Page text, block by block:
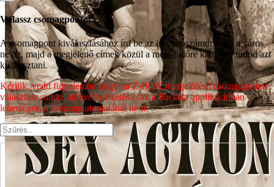
Válassz csomagpontot
A csomagpont kiválasztásához írd be az irányítószámot vagy a város
nevét, majd a megjelenő címek közül a megfelelőre kattintva tudod azt
kiválasztani.
Kérjük, vedd figyelembe hogy ha Z-BOX megjelölésű csomagpontot
választasz, ott az utánvétes fizetés csak a Packeta applikációban
lehetséges, a csomagautomatánál nem!